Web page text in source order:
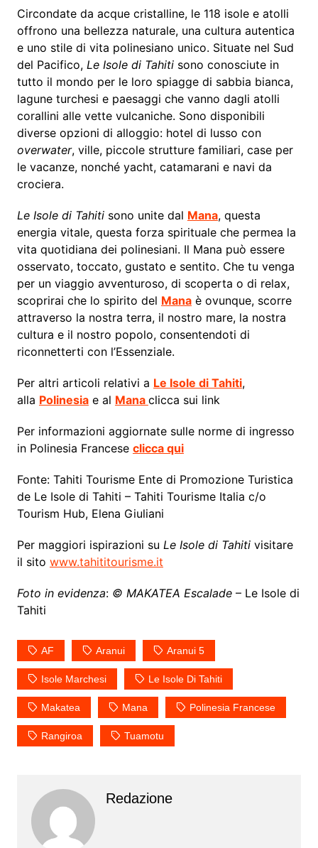
Circondate da acque cristalline, le 118 isole e atolli
offrono una bellezza naturale, una cultura autentica
e uno stile di vita polinesiano unico. Situate nel Sud
del Pacifico, Le Isole di Tahitisono conosciute in
tutto il mondo per le loro spiagge di sabbia bianca,
lagune turchesi e paesaggi che vanno dagli atolli
corallini alle vette vulcaniche. Sono disponibili
diverse opzioni di alloggio: hotel di lusso con
overwater, ville, piccole strutture familiari, case per
le vacanze, nonché yacht, catamarani e navi da
crociera.
Le Isole di Tahitisono unite dal Mana, questa
energia vitale, questa forza spirituale che permea la
vita quotidiana dei polinesiani. Il Mana può essere
osservato, toccato, gustato e sentito. Che tu venga
per un viaggio avventuroso, di scoperta o di relax,
scoprirai che lo spirito del Manaè ovunque, scorre
attraverso la nostra terra, il nostro mare, la nostra
cultura e il nostro popolo, consentendoti di
riconnetterti con l’Essenziale.
Per altri articoli relativi a Le Isole di Tahiti,
alla Polinesiae al Mana clicca sui link
Per informazioni aggiornate sulle norme di ingresso
in Polinesia Francese clicca qui
Fonte: Tahiti Tourisme Ente di Promozione Turistica
de Le Isole di Tahiti – Tahiti Tourisme Italia c/o
Tourism Hub, Elena Giuliani
Per maggiori ispirazioni su Le Isole di Tahitivisitare
il sito www.tahititourisme.it
Foto in evidenza: © MAKATEA Escalade– Le Isole di
Tahiti
AF Aranui Aranui 5
Isole Marchesi Le Isole Di Tahiti
Makatea Mana Polinesia Francese
Rangiroa Tuamotu
Redazione